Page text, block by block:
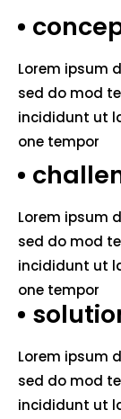
Lorem ipsum
sed do mod
incididunt ut
one tempor
Lorem ipsum
sed do mod
incididunt ut
one tempor
Lorem ipsum
sed do mod
incididunt ut